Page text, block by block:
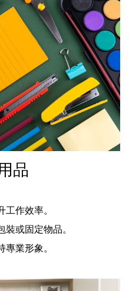
品
工作效率。
裝或固定物品。
專業形象。